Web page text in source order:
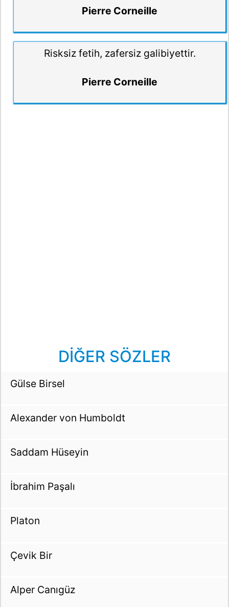
Pierre Corneille
Risksiz fetih, zafersiz galibiyettir.
Pierre Corneille
DİĞER SÖZLER
Gülse Birsel
Alexander von Humboldt
Saddam Hüseyin
İbrahim Paşalı
Platon
Çevik Bir
Alper Canıgüz